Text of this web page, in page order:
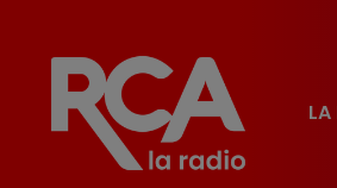
LA